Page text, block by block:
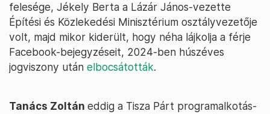
felesége, Jékely Berta a Lázár János-vezette
Építési és Közlekedési Minisztérium osztályvezetője
volt, majd mikor kiderült, hogy néha lájkolja a férje
Facebook-bejegyzéseit, 2024-ben húszéves
jogviszony után elbocsátották.
Tanács Zoltán eddig a Tisza Párt programalkotás-